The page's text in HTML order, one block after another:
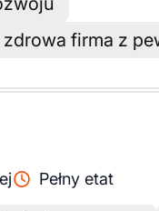
zdrowa firma z
Pełny etat